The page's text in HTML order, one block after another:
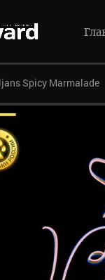
Spicy Marmalade